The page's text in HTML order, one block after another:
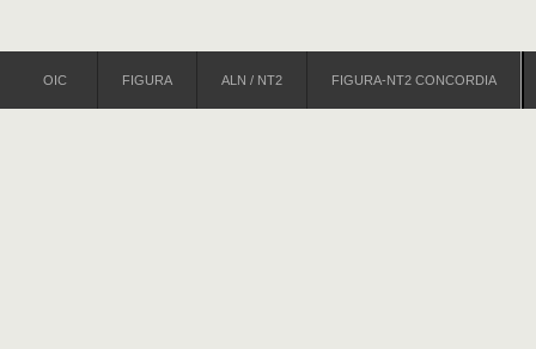
OIC FIGURA ALN / NT2 FIGURA-NT2 CONCORDIA